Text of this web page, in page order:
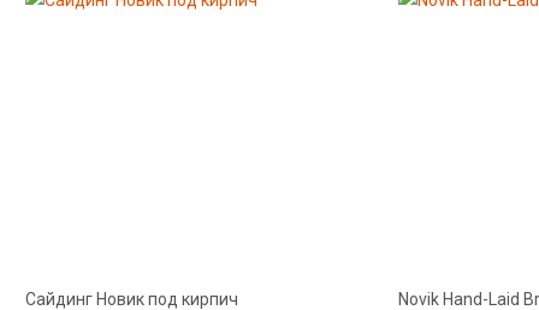
Сайдинг Новик под кирпич Novik Hand-Laid